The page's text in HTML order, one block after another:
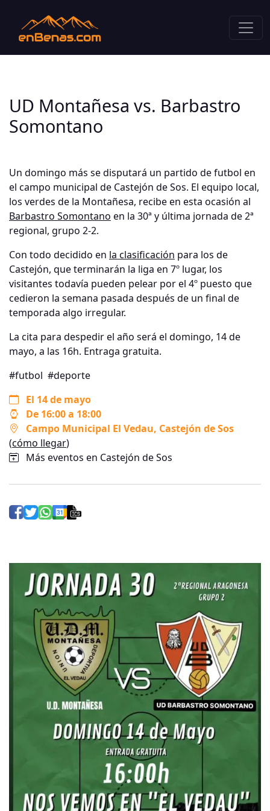
UD Montañesa vs. Barbastro
Somontano
Un domingo más se disputará un partido de futbol en
el campo municipal de Castejón de Sos. El equipo local,
los verdes de la Montañesa, recibe en esta ocasión al
Barbastro Somontano en la 30ª y última jornada de 2ª
regional, grupo 2-2.
Con todo decidido en la clasificación para los de
Castejón, que terminarán la liga en 7º lugar, los
visitantes todavía pueden pelear por el 4º puesto que
cedieron la semana pasada después de un final de
temporada algo irregular.
La cita para despedir el año será el domingo, 14 de
mayo, a las 16h. Entraga gratuita.
#futbol #deporte
El 14 de mayo
De 16:00 a 18:00
Campo Municipal El Vedau, Castejón de Sos
(cómo llegar)
Más eventos en Castejón de Sos